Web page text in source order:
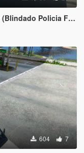
Federal Mexicana)
604 7